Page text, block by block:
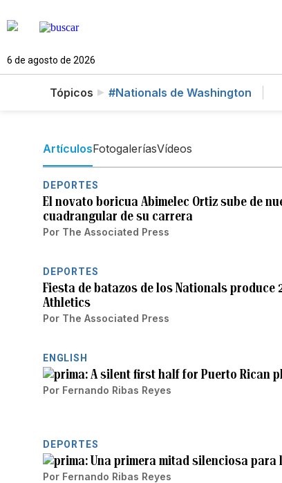
6 de agosto de 2026
Tópicos #Nationals de Washington
ArtículosFotogaleríasVídeos
DEPORTES
El novato boricua Abimelec Ortiz sube de
cuadrangular de su carrera
Por The Associated Press
DEPORTES
Fiesta de batazos de los Nationals
Athletics
Por The Associated Press
ENGLISH
A silent first half for Puerto Rican
Por Fernando Ribas Reyes
DEPORTES
Una primera mitad silenciosa
Por Fernando Ribas Reyes